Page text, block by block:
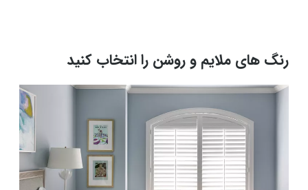
رنگ های ملایم و روشن را انتخاب کنید